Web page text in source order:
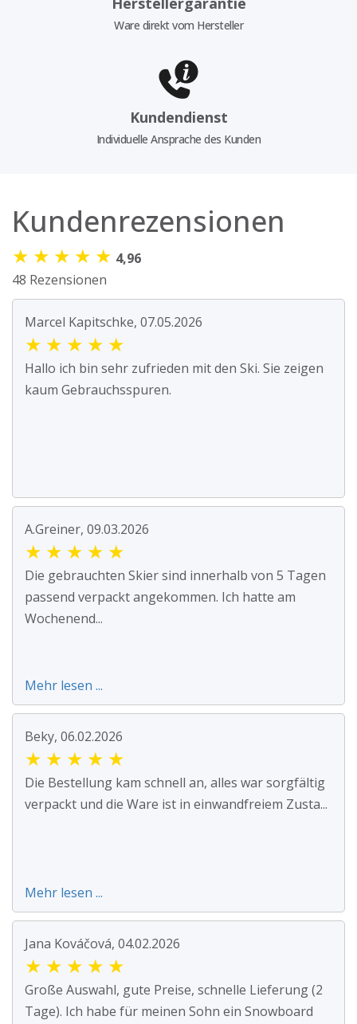
Ware direkt vom Hersteller
Kundendienst
Individuelle Ansprache des Kunden
Kundenrezensionen
★ ★ ★ ★ ★ 4,96
48 Rezensionen
Marcel Kapitschke, 07.05.2026
★ ★ ★ ★ ★
Hallo ich bin sehr zufrieden mit den Ski. Sie zeigen
kaum Gebrauchsspuren.
A.Greiner, 09.03.2026
★ ★ ★ ★ ★
Die gebrauchten Skier sind innerhalb von 5 Tagen
passend verpackt angekommen. Ich hatte am
Wochenend...
Mehr lesen ...
Beky, 06.02.2026
★ ★ ★ ★ ★
Die Bestellung kam schnell an, alles war sorgfältig
verpackt und die Ware ist in einwandfreiem Zusta...
Mehr lesen ...
Jana Kováčová, 04.02.2026
★ ★ ★ ★ ★
Große Auswahl, gute Preise, schnelle Lieferung (2
Tage). Ich habe für meinen Sohn ein Snowboard